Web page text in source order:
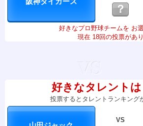
？
好きなプロ野球チームを お
現在 18回の投票があ
好きなタレントは
投票するとタレントランキング
VS